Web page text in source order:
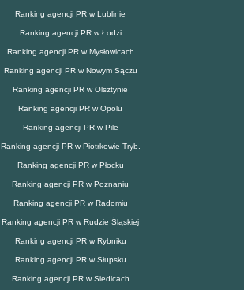
Ranking agencji PR w Lublinie
Ranking agencji PR w Łodzi
Ranking agencji PR w Mysłowicach
Ranking agencji PR w Nowym Sączu
Ranking agencji PR w Olsztynie
Ranking agencji PR w Opolu
Ranking agencji PR w Pile
Ranking agencji PR w Piotrkowie Tryb.
Ranking agencji PR w Płocku
Ranking agencji PR w Poznaniu
Ranking agencji PR w Radomiu
Ranking agencji PR w Rudzie Śląskiej
Ranking agencji PR w Rybniku
Ranking agencji PR w Słupsku
Ranking agencji PR w Siedlcach